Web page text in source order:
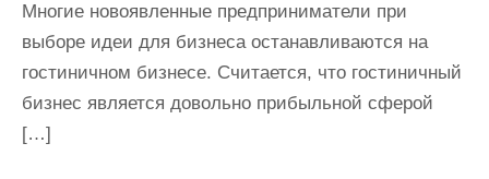
Многие новоявленные предприниматели при
выборе идеи для бизнеса останавливаются на
гостиничном бизнесе. Считается, что гостиничный
бизнес является довольно прибыльной сферой
[…]